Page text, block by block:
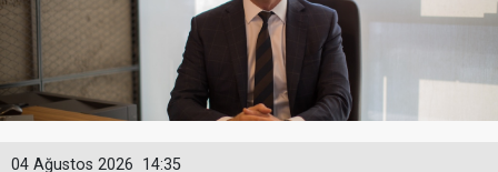
14:35
04 Ağustos 2026